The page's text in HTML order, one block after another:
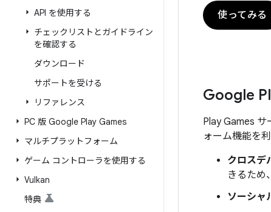
API を使用する
チェックリストとガイドライン
を確認する
ダウンロード
サポートを受ける
リファレンス
PC 版 Google Play Games
マルチプラットフォーム
ゲーム コントローラを使用する
Vulkan
特典
使ってみる
Google
Play Games
ォーム機能を
クロスデ
きるため
ソーシャ